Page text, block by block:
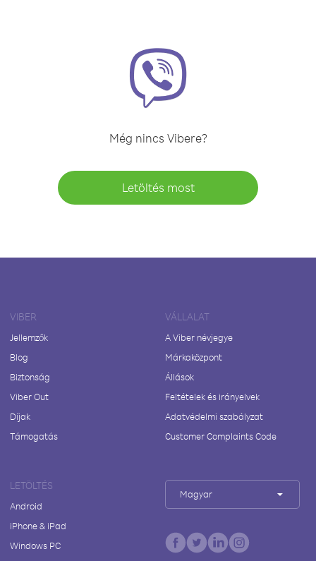
Még nincs Vibere?
Letöltés most
VIBER
Jellemzők
Blog
Biztonság
Viber Out
Díjak
Támogatás
VÁLLALAT
A Viber névjegye
Márkaközpont
Állások
Feltételek és irányelvek
Adatvédelmi szabályzat
Customer Complaints Code
LETÖLTÉS
Android
iPhone & iPad
Windows PC
Magyar